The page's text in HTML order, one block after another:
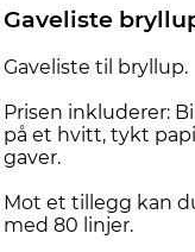
Gaveliste
Gaveliste til bryllup.
Prisen inkluderer:
på et hvitt, tykt
gaver.
Mot et tillegg kan
med 80 linjer.